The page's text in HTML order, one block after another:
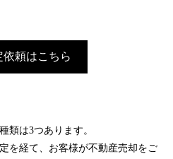
依頼はこちら
類は3つあります。
を経て、お客様が不動産売却をご